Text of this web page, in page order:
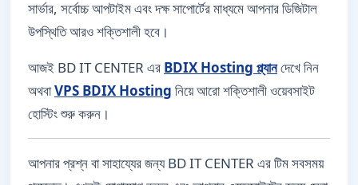
সার্ভার, সর্বোচ্চ আপটাইম এবং দক্ষ সাপোর্টের মাধ্যমে আপনার ডিজিটাল
উপস্থিতি আরও শক্তিশালী হবে।
আজই BD IT CENTER এর BDIX Hosting প্ল্যানদেখে নিন
অথবাVPS BDIX Hosting নিয়ে আরো শক্তিশালী ওয়েবসাইট
হোস্টিং শুরু করুন।
আপনার প্রশ্ন বা সাহায্যের জন্য BD IT CENTER এর টিম সবসময়